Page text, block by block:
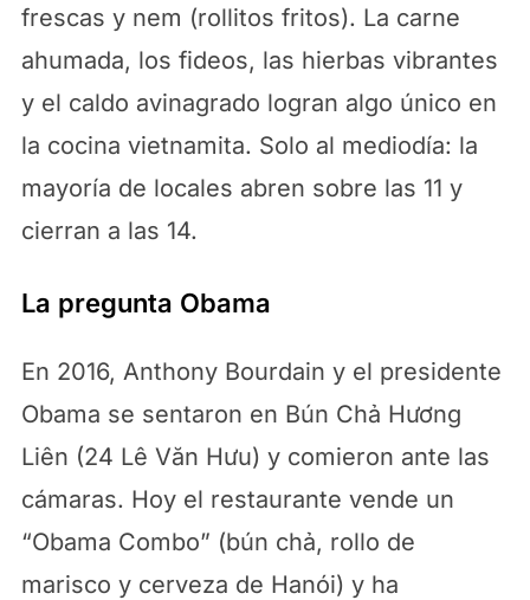
frescas y nem (rollitos fritos). La carne
ahumada, los fideos, las hierbas vibrantes
y el caldo avinagrado logran algo único en
la cocina vietnamita. Solo al mediodía: la
mayoría de locales abren sobre las 11 y
cierran a las 14.
La pregunta Obama
En 2016, Anthony Bourdain y el presidente
Obama se sentaron en Bún Chả Hương
Liên (24 Lê Văn Hưu) y comieron ante las
cámaras. Hoy el restaurante vende un
“Obama Combo” (bún chả, rollo de
marisco y cerveza de Hanói) y ha